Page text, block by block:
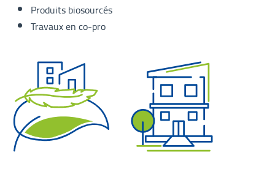
Produits biosourcés
Travaux en co-pro